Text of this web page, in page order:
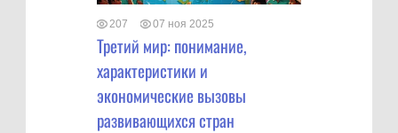
207 07 ноя 2025
Третий мир: понимание,
характеристики и
экономические вызовы
развивающихся стран